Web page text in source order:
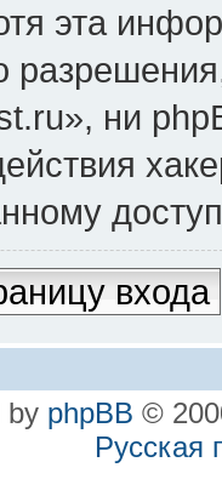
эта
ни
входа
by phpBB ©
Русская